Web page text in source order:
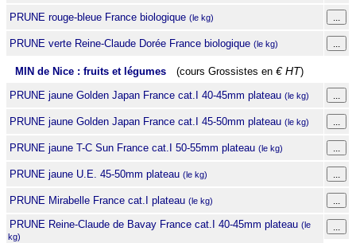
PRUNE rouge-bleue France biologique (le kg)
PRUNE verte Reine-Claude Dorée France biologique (le kg)
MIN de Nice : fruits et légumes (cours Grossistes en € HT)
PRUNE jaune Golden Japan France cat.I 40-45mm plateau (le kg)
PRUNE jaune Golden Japan France cat.I 45-50mm plateau (le kg)
PRUNE jaune T-C Sun France cat.I 50-55mm plateau (le kg)
PRUNE jaune U.E. 45-50mm plateau (le kg)
PRUNE Mirabelle France cat.I plateau (le kg)
PRUNE Reine-Claude de Bavay France cat.I 40-45mm plateau (le
kg)